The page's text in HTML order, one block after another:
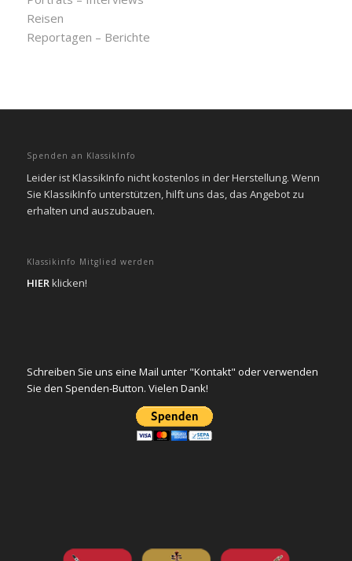
Reisen
Reportagen – Berichte
Spenden an KlassikInfo
Leider ist KlassikInfo nicht kostenlos in der Herstellung. Wenn
Sie KlassikInfo unterstützen, hilft uns das, das Angebot zu
erhalten und auszubauen.
Klassikinfo Mitglied werden
HIERklicken!
Schreiben Sie uns eine Mail unter "Kontakt" oder verwenden
Sie den Spenden-Button. Vielen Dank!